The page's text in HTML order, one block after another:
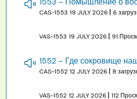
CAS-1553 19 JULY 2026 | 6
VAS-1553 19 JULY 2026 | 91
CAS-1552 12 JULY 2026 | 8
VAS-1552 12 JULY 2026 | 112